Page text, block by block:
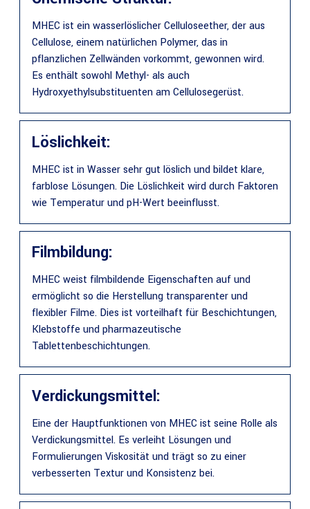
MHEC ist ein wasserlöslicher Celluloseether, der aus
Cellulose, einem natürlichen Polymer, das in
pflanzlichen Zellwänden vorkommt, gewonnen wird.
Es enthält sowohl Methyl- als auch
Hydroxyethylsubstituenten am Cellulosegerüst.
Löslichkeit:
MHEC ist in Wasser sehr gut löslich und bildet klare,
farblose Lösungen. Die Löslichkeit wird durch Faktoren
wie Temperatur und pH-Wert beeinflusst.
Filmbildung:
MHEC weist filmbildende Eigenschaften auf und
ermöglicht so die Herstellung transparenter und
flexibler Filme. Dies ist vorteilhaft für Beschichtungen,
Klebstoffe und pharmazeutische
Tablettenbeschichtungen.
Verdickungsmittel:
Eine der Hauptfunktionen von MHEC ist seine Rolle als
Verdickungsmittel. Es verleiht Lösungen und
Formulierungen Viskosität und trägt so zu einer
verbesserten Textur und Konsistenz bei.